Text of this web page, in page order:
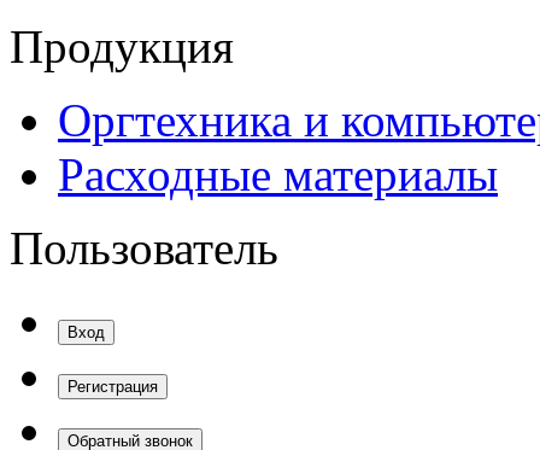
Продукция
Оргтехника и
Расходные материалы
Пользователь
Вход
Регистрация
Обратный звонок